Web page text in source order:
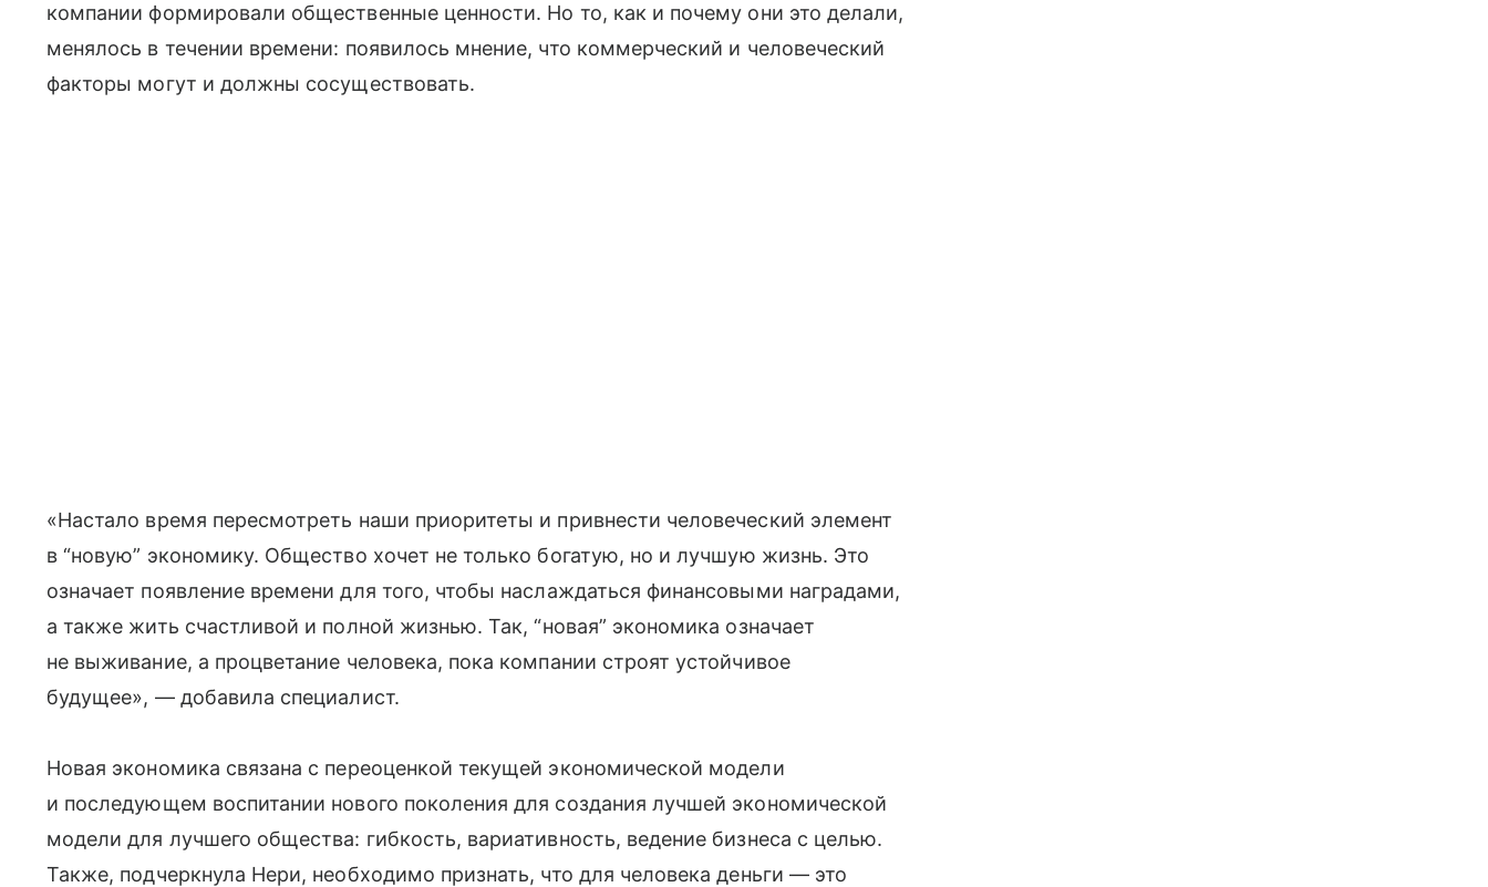
компании формировали общественные ценности. Но то, как и почему они это делали,
менялось в течении времени: появилось мнение, что коммерческий и человеческий
факторы могут и должны сосуществовать.
«Настало время пересмотреть наши приоритеты и привнести человеческий элемент
в “новую” экономику. Общество хочет не только богатую, но и лучшую жизнь. Это
означает появление времени для того, чтобы наслаждаться финансовыми наградами,
а также жить счастливой и полной жизнью. Так, “новая” экономика означает
не выживание, а процветание человека, пока компании строят устойчивое
будущее», — добавила специалист.
Новая экономика связана с переоценкой текущей экономической модели
и последующем воспитании нового поколения для создания лучшей экономической
модели для лучшего общества: гибкость, вариативность, ведение бизнеса с целью.
Также, подчеркнула Нери, необходимо признать, что для человека деньги — это